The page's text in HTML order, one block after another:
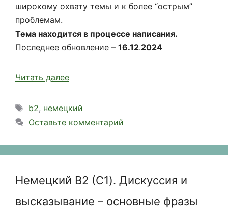
широкому охвату темы и к более “острым”
проблемам.
Тема находится в процессе написания.
Последнее обновление – 16.12.2024
Читать далее
Метки
b2, немецкий
Оставьте комментарий
Немецкий B2 (С1). Дискуссия и
высказывание – основные фразы